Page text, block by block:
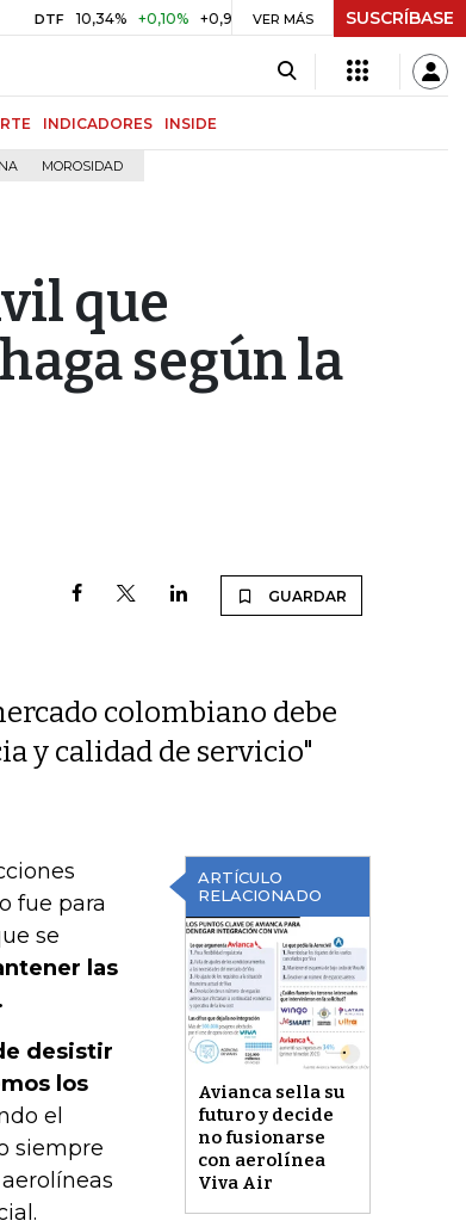
10,34% +0,10% +0,98% UVR $ 416,86 +$ 0,05 +0,01%
VER MÁS SUSCRÍBASE
INDICADORES INSIDE
MOROSIDAD
que
según la
GUARDAR
colombiano debe
y calidad de servicio"
ARTÍCULO
RELACIONADO
Avianca sella su
futuro y decide
no fusionarse
con aerolínea
Viva Air
fue para
se
las
desistir
los
el
siempre